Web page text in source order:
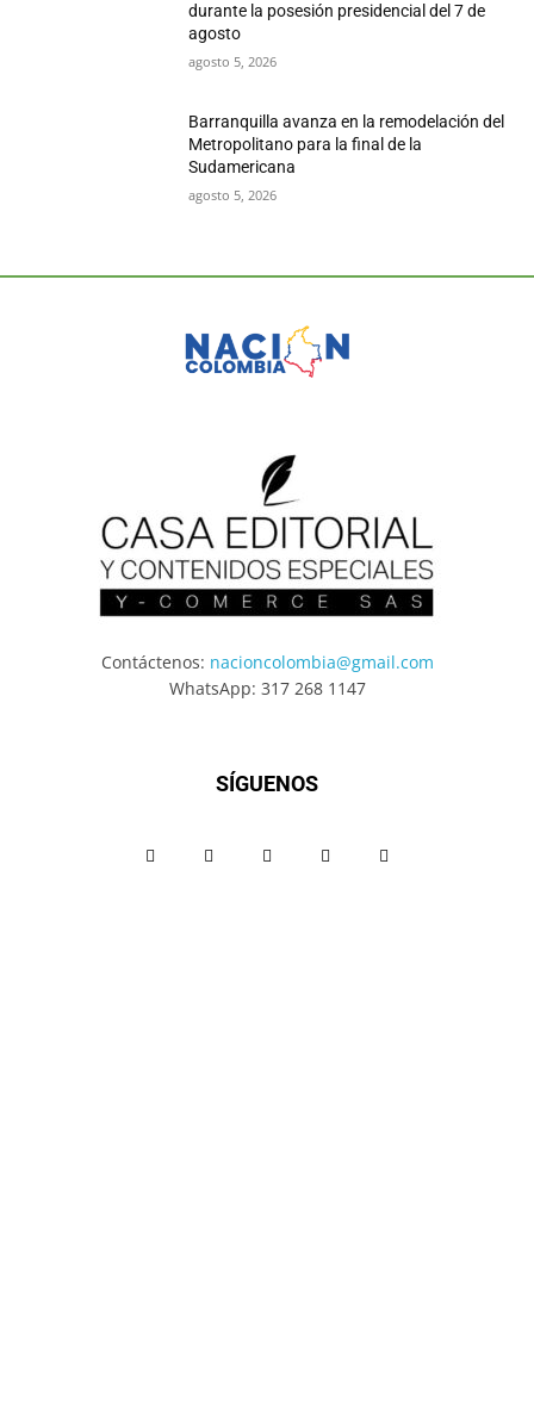
durante la posesión presidencial del 7 de
agosto
agosto 5, 2026
Barranquilla avanza en la remodelación del
Metropolitano para la final de la
Sudamericana
agosto 5, 2026
Contáctenos: nacioncolombia@gmail.com
WhatsApp: 317 268 1147
SÍGUENOS